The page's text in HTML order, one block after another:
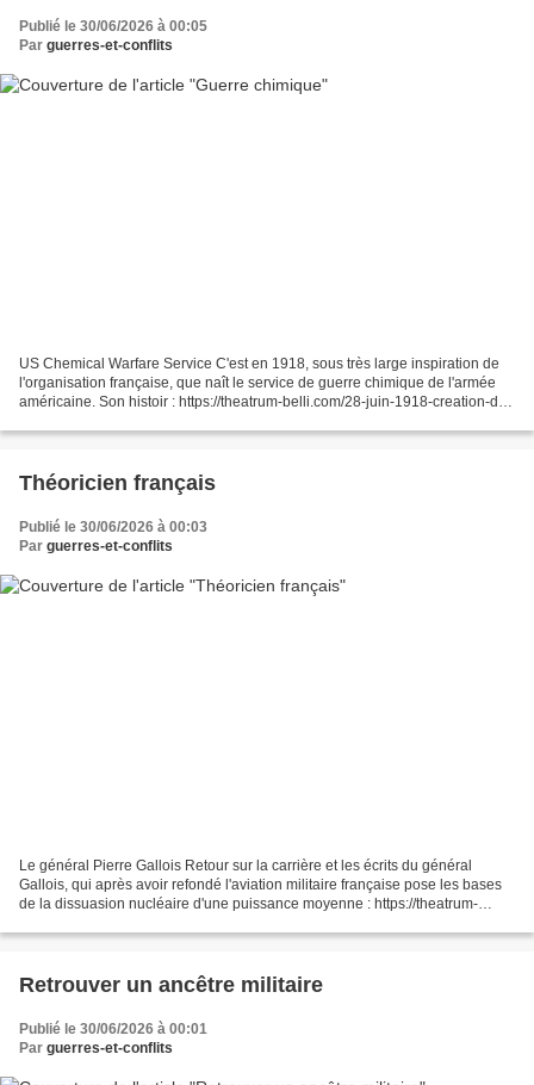
Publié le 30/06/2026 à 00:05
Par guerres-et-conflits
US Chemical Warfare Service C'est en 1918, sous très large inspiration de
l'organisation française, que naît le service de guerre chimique de l'armée
américaine. Son histoir : https://theatrum-belli.com/28-juin-1918-creation-du-
Théoricien français
Publié le 30/06/2026 à 00:03
Par guerres-et-conflits
Le général Pierre Gallois Retour sur la carrière et les écrits du général
Gallois, qui après avoir refondé l'aviation militaire française pose les bases
de la dissuasion nucléaire d'une puissance moyenne : https://theatrum-
Retrouver un ancêtre militaire
Publié le 30/06/2026 à 00:01
Par guerres-et-conflits